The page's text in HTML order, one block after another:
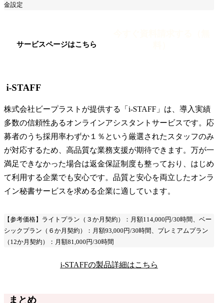
金設定
サービスページはこちら
i-STAFF
株式会社ビープラストが提供する「i-STAFF」は、導入実績
多数の信頼性あるオンラインアシスタントサービスです。応
募者のうち採用率わずか１％という厳選されたスタッフのみ
が対応するため、高品質な業務支援が期待できます。万が一
満足できなかった場合は返金保証制度も整っており、はじめ
て利用する企業でも安心です。品質と安心を両立したオンラ
イン秘書サービスを求める企業に適しています。
【参考価格】ライトプラン（３か月契約）：月額114,000円/30時間、ベー
シックプラン（６か月契約）：月額93,000円/30時間、プレミアムプラン
（12か月契約）：月額81,000円/30時間
i-STAFFの製品詳細はこちら
まとめ